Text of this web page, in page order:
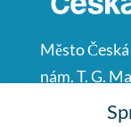
Město
nám. T. G.
Česká Lípa